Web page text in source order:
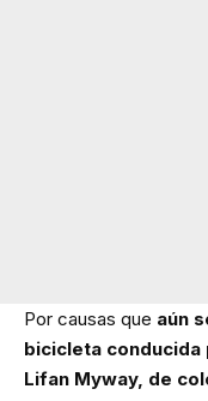
Por causas que aún
bicicleta conducida
Lifan Myway, de